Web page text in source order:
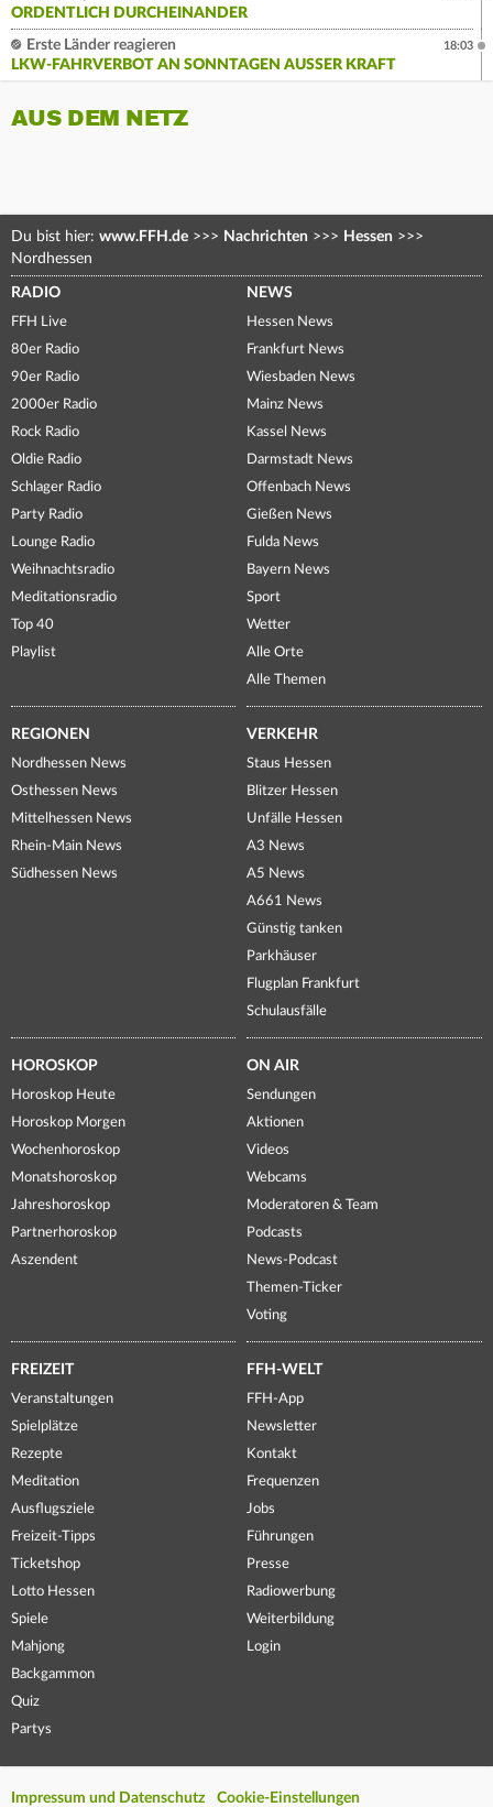
ORDENTLICH DURCHEINANDER
Erste Länder reagieren
LKW-FAHRVERBOT AN SONNTAGEN AUSSER KRAFT
18:03
AUS DEM NETZ
Du bist hier: www.FFH.de >>> Nachrichten >>> Hessen >>>
Nordhessen
RADIO
FFH Live
80er Radio
90er Radio
2000er Radio
Rock Radio
Oldie Radio
Schlager Radio
Party Radio
Lounge Radio
Weihnachtsradio
Meditationsradio
Top 40
Playlist
NEWS
Hessen News
Frankfurt News
Wiesbaden News
Mainz News
Kassel News
Darmstadt News
Offenbach News
Gießen News
Fulda News
Bayern News
Sport
Wetter
Alle Orte
Alle Themen
REGIONEN
Nordhessen News
Osthessen News
Mittelhessen News
Rhein-Main News
Südhessen News
VERKEHR
Staus Hessen
Blitzer Hessen
Unfälle Hessen
A3 News
A5 News
A661 News
Günstig tanken
Parkhäuser
Flugplan Frankfurt
Schulausfälle
HOROSKOP
Horoskop Heute
Horoskop Morgen
Wochenhoroskop
Monatshoroskop
Jahreshoroskop
Partnerhoroskop
Aszendent
ON AIR
Sendungen
Aktionen
Videos
Webcams
Moderatoren & Team
Podcasts
News-Podcast
Themen-Ticker
Voting
FREIZEIT
Veranstaltungen
Spielplätze
Rezepte
Meditation
Ausflugsziele
Freizeit-Tipps
Ticketshop
Lotto Hessen
Spiele
Mahjong
Backgammon
Quiz
Partys
FFH-WELT
FFH-App
Newsletter
Kontakt
Frequenzen
Jobs
Führungen
Presse
Radiowerbung
Weiterbildung
Login
Impressum und Datenschutz Cookie-Einstellungen